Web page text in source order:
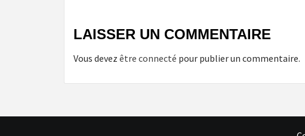
LAISSER UN COMMENTAIRE
Vous devez être connecté pour publier un commentaire.